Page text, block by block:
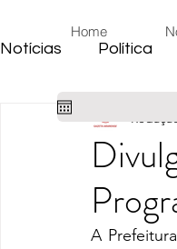
Home
Notícias
Política
Cidade
Habitação
A